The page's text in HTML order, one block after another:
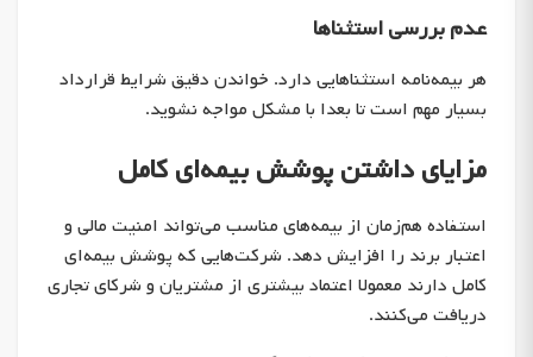
عدم بررسی استثناها
هر بیمه‌نامه استثناهایی دارد. خواندن دقیق شرایط قرارداد
بسیار مهم است تا بعدا با مشکل مواجه نشوید.
مزایای داشتن پوشش بیمه‌ای کامل
استفاده هم‌زمان از بیمه‌های مناسب می‌تواند امنیت مالی و
اعتبار برند را افزایش دهد. شرکت‌هایی که پوشش بیمه‌ای
کامل دارند معمولا اعتماد بیشتری از مشتریان و شرکای تجاری
دریافت می‌کنند.